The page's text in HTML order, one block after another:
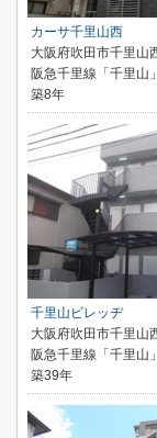
カーサ千里山西
大阪府吹田市千里山
阪急千里線「千里山
築8年
千里山ビレッヂ
大阪府吹田市千里山
阪急千里線「千里山
築39年